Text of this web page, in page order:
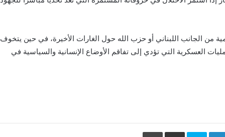
من الجانب اللبناني أو حزب الله حول الغارات الأخيرة، في حين يتخوف
العسكرية التي تؤدي إلى تفاقم الأوضاع الإنسانية والسياسية في
LinkedIn
Skype مشاركة عبر البريد طباعة